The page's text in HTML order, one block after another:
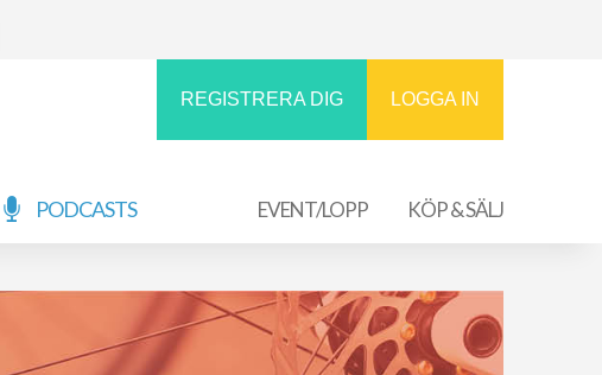
REGISTRERA DIG LOGGA IN
PODCASTS EVENT/LOPP KÖP & SÄLJ